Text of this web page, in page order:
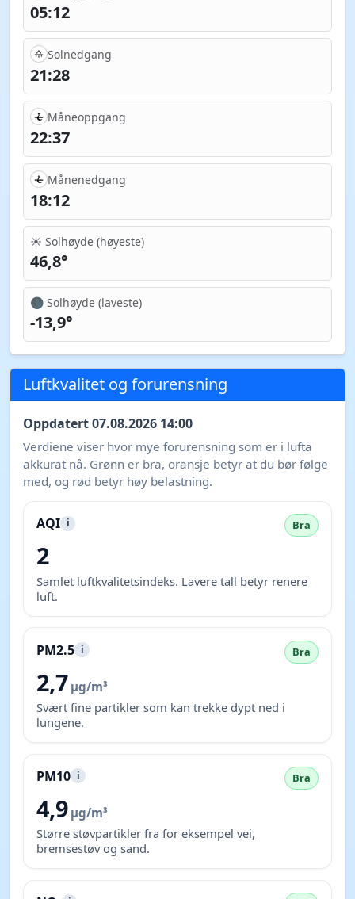
05:12
Solnedgang
21:28
Måneoppgang
22:37
Månenedgang
18:12
☀️ Solhøyde (høyeste)
46,8°
🌑 Solhøyde (laveste)
-13,9°
Luftkvalitet og forurensning
Oppdatert 07.08.2026 14:00
Verdiene viser hvor mye forurensning som er i lufta
akkurat nå. Grønn er bra, oransje betyr at du bør følge
med, og rød betyr høy belastning.
AQI i Bra
2
Samlet luftkvalitetsindeks. Lavere tall betyr renere
luft.
PM2.5 i Bra
2,7 µg/m³
Svært fine partikler som kan trekke dypt ned i
lungene.
PM10 i Bra
4,9 µg/m³
Større støvpartikler fra for eksempel vei,
bremsestøv og sand.